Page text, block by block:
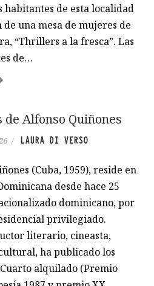
habitantes de esta localidad
una mesa de mujeres de
“Thrillers a la fresca”. Las
de…
de Alfonso Quiñones
/ LAURA DI VERSO
(Cuba, 1959), reside en
desde hace 25
dominicano, por
privilegiado.
literario, cineasta,
ha publicado los
alquilado (Premio